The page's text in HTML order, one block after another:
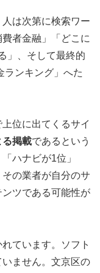
は次第に検索ワー
者金融」「どこに
」、そして最終的
ランキング」へた
位に出てくるサイ
る掲載であるという
ハナビが1位」
その業者が自分のサ
ツである可能性が
ています。ソフト
ません。文京区の